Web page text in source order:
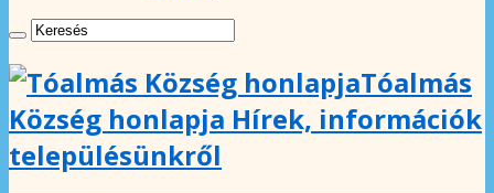
Tóalmás
Község honlapja Hírek, információk
településünkről